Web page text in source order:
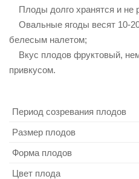
Плоды долго хранятся и не
Овальные ягоды весят 10-20
белесым налетом;
Вкус плодов фруктовый,
привкусом.
Период созревания плодов
Размер плодов
Форма плодов
Цвет плода